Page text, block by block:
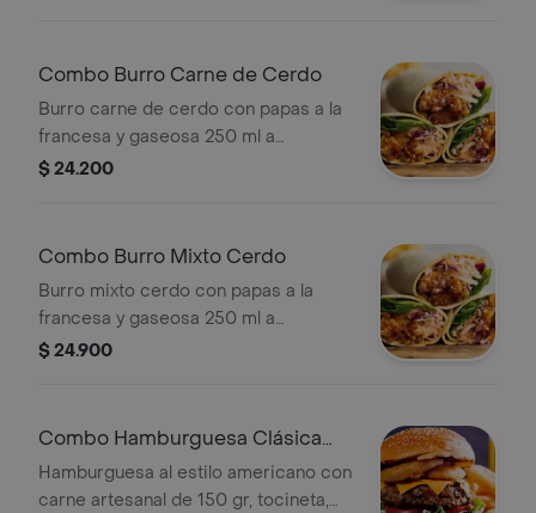
Combo Burro Carne de Cerdo
Burro carne de cerdo con papas a la
francesa y gaseosa 250 ml a
elección.
$ 24.200
Combo Burro Mixto Cerdo
Burro mixto cerdo con papas a la
francesa y gaseosa 250 ml a
elección.
$ 24.900
Combo Hamburguesa Clásica
Brunch
Hamburguesa al estilo americano con
carne artesanal de 150 gr, tocineta,